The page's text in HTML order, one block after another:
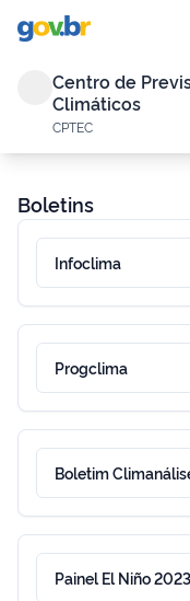
Centro de
Climáticos
CPTEC
Boletins
Infoclima
Progclima
Boletim
Painel El Niño